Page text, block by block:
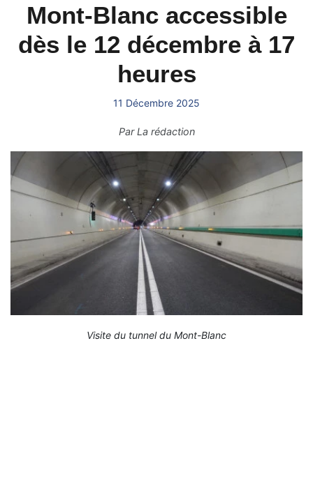
Mont-Blanc accessible
dès le 12 décembre à 17
heures
11 Décembre 2025
ParLa rédaction
Visite du tunnel du Mont-Blanc